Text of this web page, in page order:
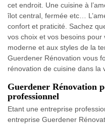
cet endroit. Une cuisine à
îlot central, fermée etc…
confort et praticité. Sachez
vos choix et vos besoins pour
moderne et aux styles de la
Guerdener Rénovation vous
rénovation de cuisine dans la
Guerdener Rénovation
professionnel
Etant une entreprise
entreprise Guerdener